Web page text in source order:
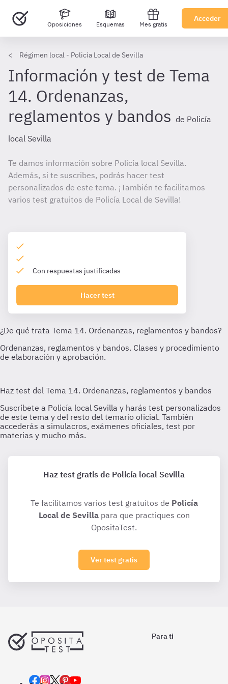
Oposiciones Esquemas Mes gratis
Acceder
Régimen local - Policía Local de Sevilla
Información y test de Tema
14. Ordenanzas,
reglamentos y bandos de Policía
local Sevilla
Te damos información sobre Policía local Sevilla.
Además, si te suscribes, podrás hacer test
personalizados de este tema. ¡También te facilitamos
varios test gratuitos de Policía Local de Sevilla!
Con respuestas justificadas
Hacer test
Haz test gratis de Policía local Sevilla
Te facilitamos varios test gratuitos de Policía
Local de Sevillapara que practiques con
OpositaTest.
Ver test gratis
Para ti